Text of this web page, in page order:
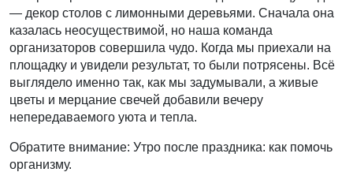
— декор столов с лимонными деревьями. Сначала она
казалась неосуществимой, но наша команда
организаторов совершила чудо. Когда мы приехали на
площадку и увидели результат, то были потрясены. Всё
выглядело именно так, как мы задумывали, а живые
цветы и мерцание свечей добавили вечеру
непередаваемого уюта и тепла.
Обратите внимание: Утро после праздника: как помочь
организму.